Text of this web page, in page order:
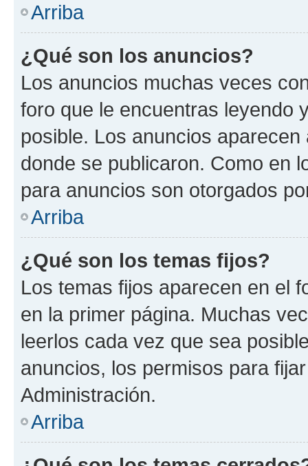
Arriba
¿Qué son los anuncios?
Los anuncios muchas veces
foro que le encuentras leyendo
posible. Los anuncios
donde se publicaron. Como en
para anuncios son otorgados
Arriba
¿Qué son los temas fijos?
Los temas fijos aparecen en el
en la primer página. Muchas
leerlos cada vez que sea
anuncios, los permisos para
Administración.
Arriba